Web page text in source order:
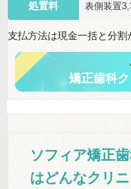
処置料 表側装置
支払方法は現金一括と分割
矯正歯科
ソフィア矯正
はどんなクリ